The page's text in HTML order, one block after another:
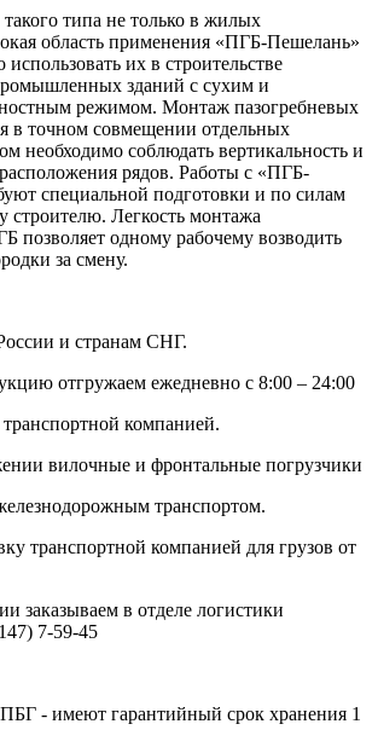
типа не только в жилых
область применения «ПГБ-Пешелань»
их в строительстве
зданий с сухим и
режимом. Монтаж пазогребневых
в точном совмещении отдельных
необходимо соблюдать вертикальность и
расположения рядов. Работы с «ПГБ-
специальной подготовки и по силам
Легкость монтажа
позволяет одному рабочему возводить
за смену.
и странам СНГ.
отгружаем ежедневно с 8:00 – 24:00
компанией.
вилочные и фронтальные погрузчики
транспортом.
транспортной компанией для грузов от
заказываем в отделе логистики
7-59-45
- имеют гарантийный срок хранения 1